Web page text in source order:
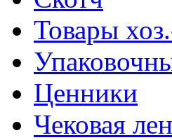
Товары
Ценники
Чековая